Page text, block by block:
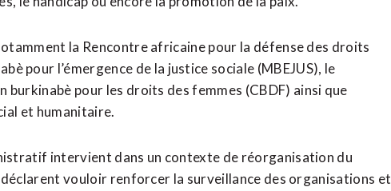
la Rencontre africaine pour la défense des droits
pour l’émergence de la justice sociale (MBEJUS), le
pour les droits des femmes (CBDF) ainsi que
et humanitaire.
intervient dans un contexte de réorganisation du
vouloir renforcer la surveillance des organisations et